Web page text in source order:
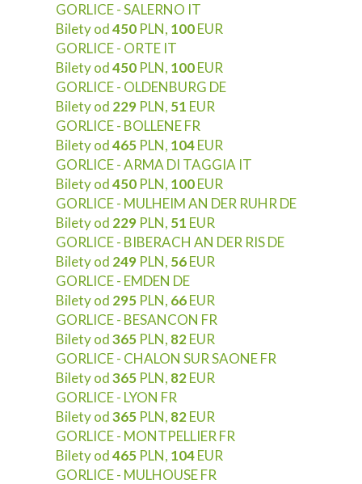
GORLICE - SALERNO IT
Bilety od450 PLN, 100EUR
GORLICE - ORTE IT
Bilety od450 PLN, 100EUR
GORLICE - OLDENBURG DE
Bilety od 229 PLN, 51 EUR
GORLICE - BOLLENE FR
Bilety od465 PLN, 104EUR
GORLICE - ARMA DI TAGGIA IT
Bilety od450 PLN, 100EUR
GORLICE - MULHEIM AN DER RUHR DE
Bilety od 229 PLN, 51 EUR
GORLICE - BIBERACH AN DER RIS DE
Bilety od 249 PLN, 56EUR
GORLICE - EMDEN DE
Bilety od 295 PLN, 66EUR
GORLICE - BESANCON FR
Bilety od365 PLN, 82EUR
GORLICE - CHALON SUR SAONE FR
Bilety od365 PLN, 82EUR
GORLICE - LYON FR
Bilety od365 PLN, 82EUR
GORLICE - MONTPELLIER FR
Bilety od465 PLN, 104EUR
GORLICE - MULHOUSE FR